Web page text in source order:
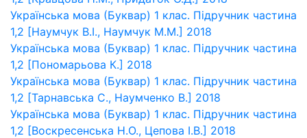
Українська мова (Буквар) 1 клас. Підручник частина
1,2 [Наумчук В.І., Наумчук М.М.] 2018
Українська мова (Буквар) 1 клас. Підручник частина
1,2 [Пономарьова К.] 2018
Українська мова (Буквар) 1 клас. Підручник частина
1,2 [Тарнавська С., Наумченко В.] 2018
Українська мова (Буквар) 1 клас. Підручник частина
1,2 [Воскресенська Н.О., Цепова І.В.] 2018